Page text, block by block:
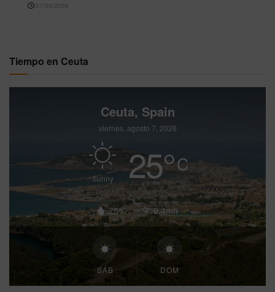
07/08/2026
Tiempo en Ceuta
Ceuta, Spain
viernes, agosto 7, 2026
Sunny 25°C
75% 9.4mh
SÁB DOM